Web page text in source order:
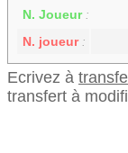
N. Joueur:
N. joueur:
Ecrivez à
transfert à